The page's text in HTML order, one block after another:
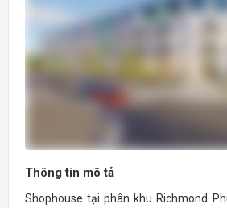
Thông tin mô tả
Shophouse tại phân khu Richmond